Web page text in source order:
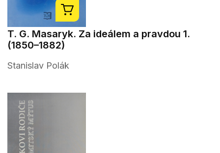
T. G. Masaryk. Za ideálem a pravdou 1.
(1850–1882)
Stanislav Polák